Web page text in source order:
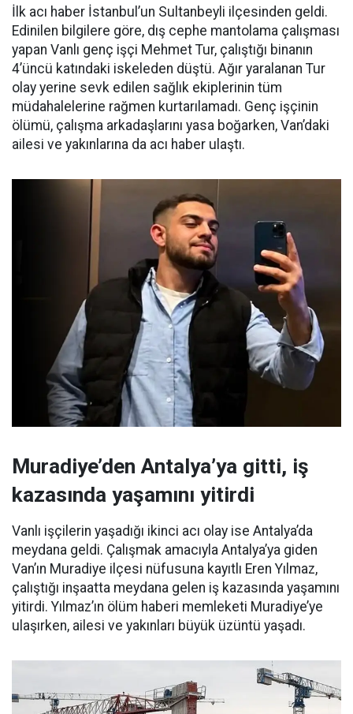
İlk acı haber İstanbul’un Sultanbeyli ilçesinden geldi.
Edinilen bilgilere göre, dış cephe mantolama çalışması
yapan Vanlı genç işçi Mehmet Tur, çalıştığı binanın
4’üncü katındaki iskeleden düştü. Ağır yaralanan Tur
olay yerine sevk edilen sağlık ekiplerinin tüm
müdahalelerine rağmen kurtarılamadı. Genç işçinin
ölümü, çalışma arkadaşlarını yasa boğarken, Van’daki
ailesi ve yakınlarına da acı haber ulaştı.
Muradiye’den Antalya’ya gitti, iş
kazasında yaşamını yitirdi
Vanlı işçilerin yaşadığı ikinci acı olay ise Antalya’da
meydana geldi. Çalışmak amacıyla Antalya’ya giden
Van’ın Muradiye ilçesi nüfusuna kayıtlı Eren Yılmaz,
çalıştığı inşaatta meydana gelen iş kazasında yaşamını
yitirdi. Yılmaz’ın ölüm haberi memleketi Muradiye’ye
ulaşırken, ailesi ve yakınları büyük üzüntü yaşadı.